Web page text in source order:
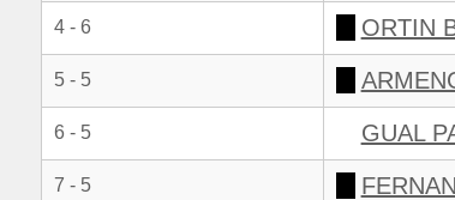
4 - 6 ORTIN
5 - 5
6 - 5 GUAL
7 - 5